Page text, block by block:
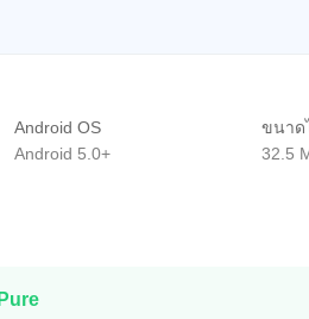
Android OS
Android 5.0+
ขนาด
32.5